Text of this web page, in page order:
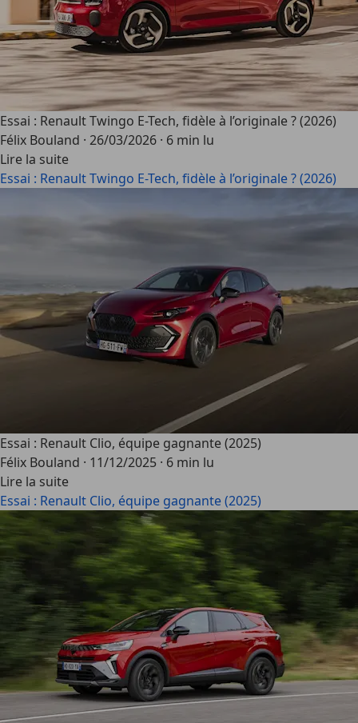
Essai : Renault Twingo E-Tech, fidèle à l’originale ? (2026)
Félix Bouland · 26/03/2026 · 6 min lu
Lire la suite
Essai : Renault Twingo E-Tech, fidèle à l’originale ? (2026)
Essai : Renault Clio, équipe gagnante (2025)
Félix Bouland · 11/12/2025 · 6 min lu
Lire la suite
Essai : Renault Clio, équipe gagnante (2025)